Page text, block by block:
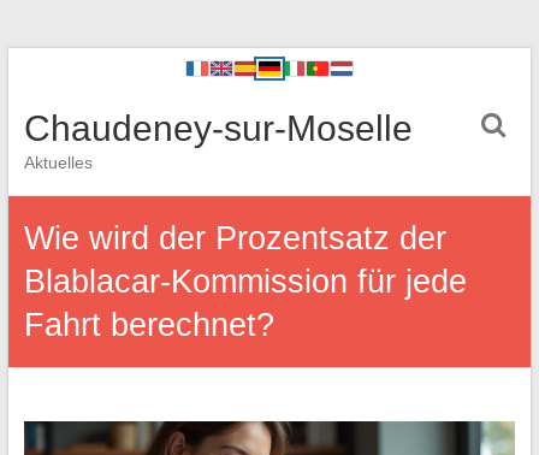
Chaudeney-sur-Moselle
Aktuelles
Wie wird der Prozentsatz der
Blablacar-Kommission für jede
Fahrt berechnet?